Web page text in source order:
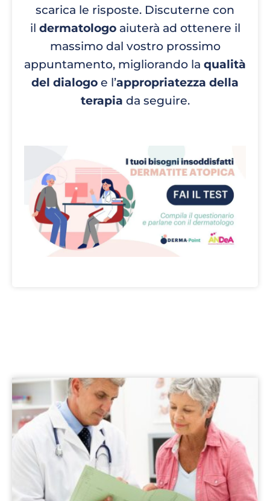
scarica le risposte. Discuterne con
il dermatologo aiuterà ad ottenere il
massimo dal vostro prossimo
appuntamento, migliorando la qualità
del dialogo e l’appropriatezza della
terapia da seguire.